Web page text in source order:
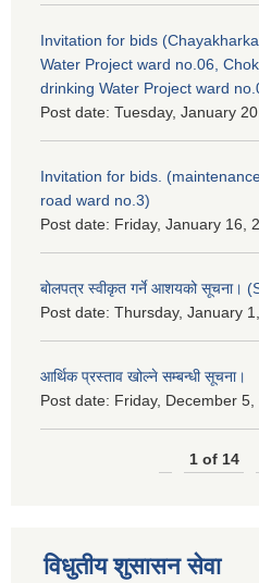
Invitation for bids
Water Project ward no.06,
drinking Water Project ward
Post date: Tuesday, January
Invitation for bids.
road ward no.3)
Post date: Friday, January 16,
बोलपत्र स्वीकृत गर्ने आशयको
Post date: Thursday, January
आर्थिक प्रस्ताव खोल्ने सम्बन्धी सूचना।
Post date: Friday, December 5,
1 of 14
विधुतीय शुसासन सेवा